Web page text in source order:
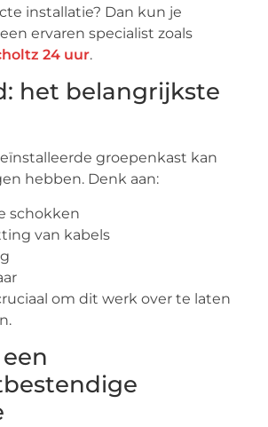
installatie? Dan kun je
ervaren specialist zoals
24 uur.
het belangrijkste
groepenkast kan
hebben. Denk aan:
schokken
van kabels
om dit werk over te laten